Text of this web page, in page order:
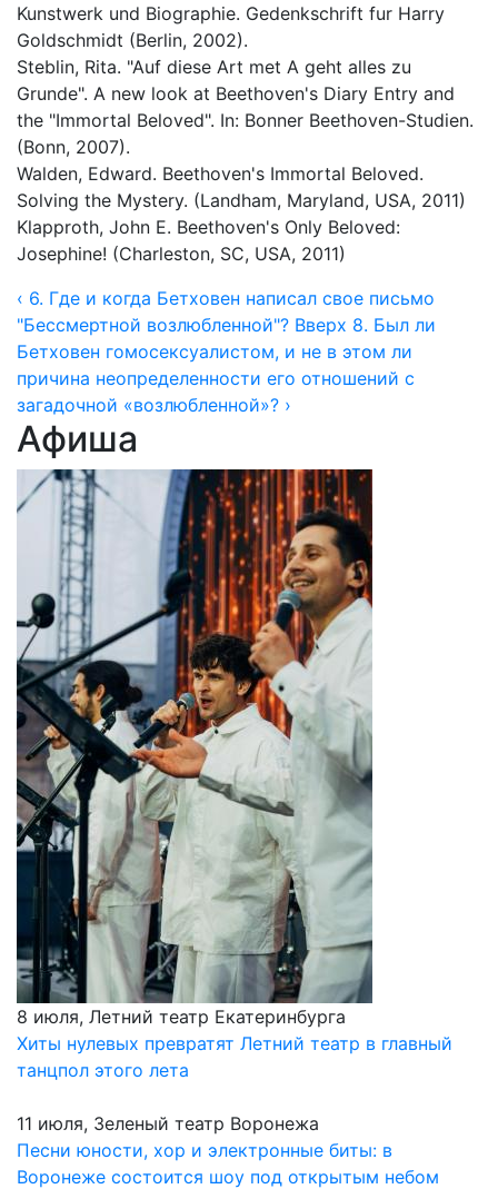
Kunstwerk und Biographie. Gedenkschrift fur Harry
Goldschmidt (Berlin, 2002).
Steblin, Rita. "Auf diese Art met A geht alles zu
Grunde". A new look at Beethoven's Diary Entry and
the "Immortal Beloved". In: Bonner Beethoven-Studien.
(Bonn, 2007).
Walden, Edward. Beethoven's Immortal Beloved.
Solving the Mystery. (Landham, Maryland, USA, 2011)
Klapproth, John E. Beethoven's Only Beloved:
Josephine! (Charleston, SC, USA, 2011)
‹ 6. Где и когда Бетховен написал свое письмо
"Бессмертной возлюбленной"? Вверх 8. Был ли
Бетховен гомосексуалистом, и не в этом ли
причина неопределенности его отношений с
загадочной «возлюбленной»? ›
Афиша
8 июля, Летний театр Екатеринбурга
Хиты нулевых превратят Летний театр в главный
танцпол этого лета
11 июля, Зеленый театр Воронежа
Песни юности, хор и электронные биты: в
Воронеже состоится шоу под открытым небом